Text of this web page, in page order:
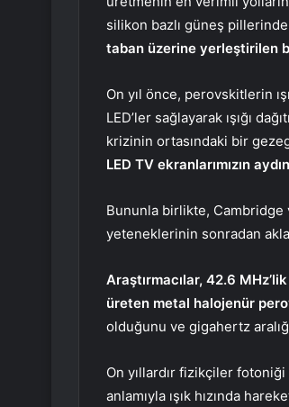
silikon bazlı güneş
taban üzerine yerleştirilen
On yıl önce, perovskitlerin
LED’ler sağlayarak ışığı
krizinin ortasındaki bir
LED TV ekranlarımızın
Bununla birlikte, Cambridge
yeteneklerinin sonradan
Araştırmacılar, 42.6
üreten metal halojenür
olduğunu ve gigahertz
On yıllardır fizikçiler
anlamıyla ışık hızında